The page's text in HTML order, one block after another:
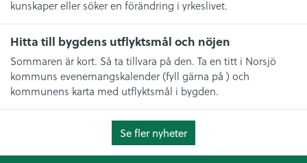
kunskaper eller söker en förändring i yrkeslivet.
Hitta till bygdens utflyktsmål och nöjen
Sommaren är kort. Så ta tillvara på den. Ta en titt i Norsjö
kommuns evenemangskalender (fyll gärna på ) och
kommunens karta med utflyktsmål i bygden.
Se fler nyheter